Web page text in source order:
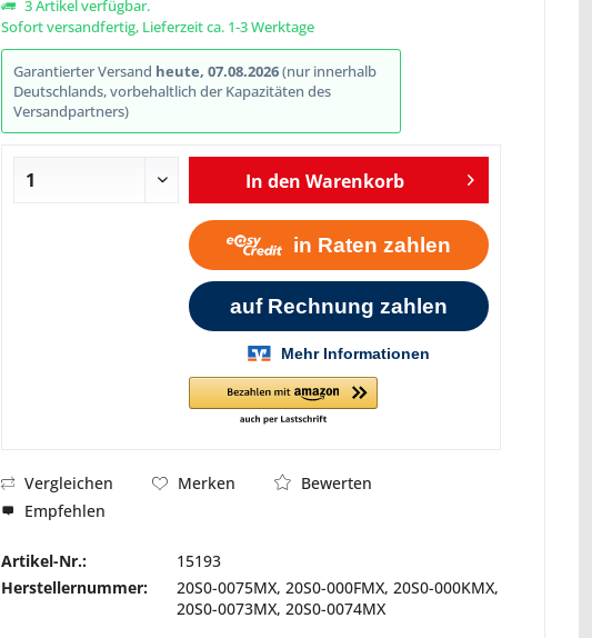
3 Artikel verfügbar.
Sofort versandfertig, Lieferzeit ca. 1-3 Werktage
Garantierter Versand heute, 07.08.2026(nur innerhalb
Deutschlands, vorbehaltlich der Kapazitäten des
Versandpartners)
In den Warenkorb
Vergleichen Merken
Bewerten
Empfehlen
Artikel-Nr.:
15193
Herstellernummer:
20S0-0075MX, 20S0-000FMX, 20S0-000KMX,
20S0-0073MX, 20S0-0074MX